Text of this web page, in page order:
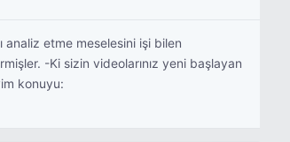
analiz etme meselesini işi bilen
-Ki sizin videolarınız yeni başlayan
konuyu: